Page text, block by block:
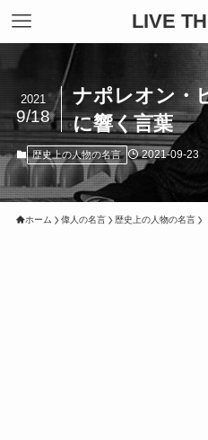
LIVE
ナポレオン・
に響く言葉
2021
9/18
歴史上の人物の名言 2021-09-23
ホーム 偉人の名言 歴史上の人物の名言